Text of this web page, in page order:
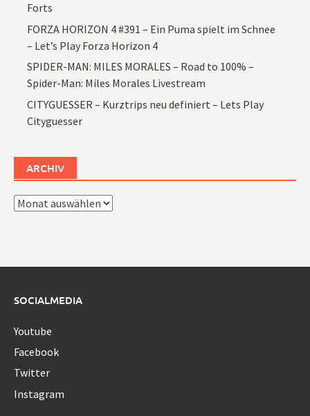
Forts
FORZA HORIZON 4 #391 – Ein Puma spielt im Schnee
– Let’s Play Forza Horizon 4
SPIDER-MAN: MILES MORALES – Road to 100% –
Spider-Man: Miles Morales Livestream
CITYGUESSER – Kurztrips neu definiert – Lets Play
Cityguesser
ARCHIV
Archiv
SOCIALMEDIA
Youtube
Facebook
Twitter
Instagram